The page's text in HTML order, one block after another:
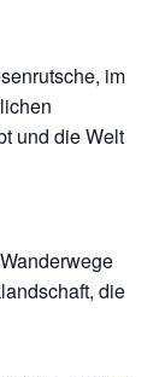
im
und die Welt
die